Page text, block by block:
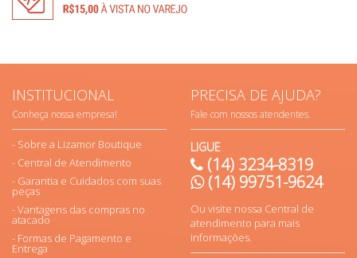
INSTITUCIONAL
Conheça nossa empresa!
Sobre a Lizamor Boutique
Central de Atendimento
Garantia e Cuidados com suas
peças
Vantagens das compras no
atacado
Formas de Pagamento e
Entrega
PRECISA DE AJUDA?
Fale com nossos atendentes.
LIGUE
(14) 3234-8319
(14) 99751-9624
Ou visite nossa Central de
atendimento para mais
informações.